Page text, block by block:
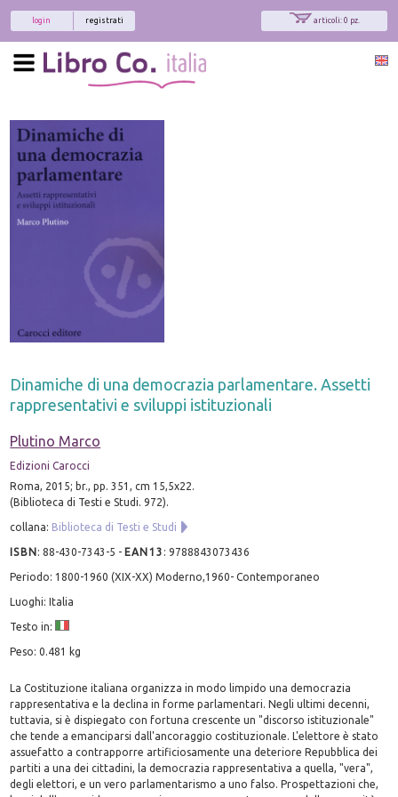
articoli: 0 pz.
registrati
login
Dinamiche di una democrazia parlamentare. Assetti
rappresentativi e sviluppi istituzionali
Plutino Marco
Edizioni Carocci
Roma, 2015; br., pp. 351, cm 15,5x22.
(Biblioteca di Testi e Studi. 972).
collana: Biblioteca di Testi e Studi
ISBN:88-430-7343-5 - EAN13 :9788843073436
Periodo: 1800-1960 (XIX-XX) Moderno,1960- Contemporaneo
Luoghi: Italia
Testo in:
Peso: 0.481 kg
La Costituzione italiana organizza in modo limpido una democrazia
rappresentativa e la declina in forme parlamentari. Negli ultimi decenni,
tuttavia, si è dispiegato con fortuna crescente un "discorso istituzionale"
che tende a emanciparsi dall'ancoraggio costituzionale. L'elettore è stato
assuefatto a contrapporre artificiosamente una deteriore Repubblica dei
partiti a una dei cittadini, la democrazia rappresentativa a quella, "vera",
degli elettori, e un vero parlamentarismo a uno falso. Prospettazioni che,